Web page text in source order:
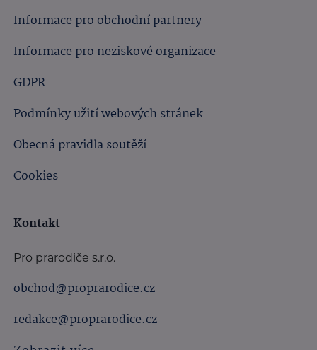
Informace pro obchodní partnery
Informace pro neziskové organizace
GDPR
Podmínky užití webových stránek
Obecná pravidla soutěží
Cookies
Kontakt
Pro prarodiče s.r.o.
obchod@proprarodice.cz
redakce@proprarodice.cz